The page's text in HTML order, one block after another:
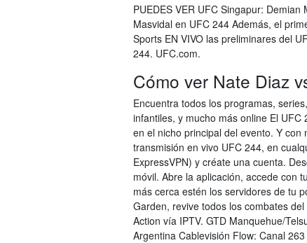
PUEDES VER UFC Singapur:
Masvidal en UFC 244 Además, el
Sports EN VIVO las preliminares del
244. UFC.com.
Cómo ver Nate Diaz
Encuentra todos los programas,
infantiles, y mucho más online El
en el nicho principal del evento. Y
transmisión en vivo UFC 244, en
ExpressVPN) y créate una cuenta.
móvil. Abre la aplicación, accede con
más cerca estén los servidores de tu
Garden, revive todos los combates
Action vía IPTV. GTD Manquehue/
Argentina Cablevisión Flow: Canal